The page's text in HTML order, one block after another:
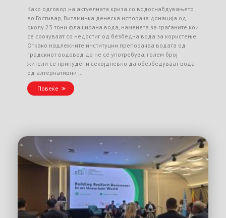
Како одговор на актуелната криза со водоснабдувањето
во Гостивар, Витаминка денеска испорача донација од
околу 23 тони флаширана вода, наменета за граѓаните кои
се соочуваат со недостиг од безбедна вода за користење.
Откако надлежните институции препорачаа водата од
градскиот водовод да не се употребува, голем број
жители се принудени секојдневно да обезбедуваат вода
од алтернативни …
Повеќе